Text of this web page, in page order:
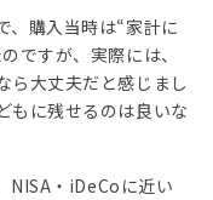
、購入当時は“家計に
ですが、実際には、
ら大丈夫だと感じまし
もに残せるのは良いな
NISA・iDeCoに近い